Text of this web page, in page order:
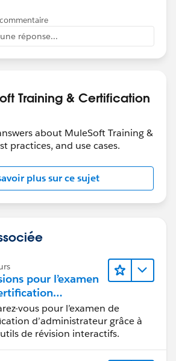
réponse...
Training & Certification
about MuleSoft Training &
practices, and use cases.
plus sur ce sujet
pour l’examen
vous pour l’examen de
d’administrateur grâce à
de révision interactifs.